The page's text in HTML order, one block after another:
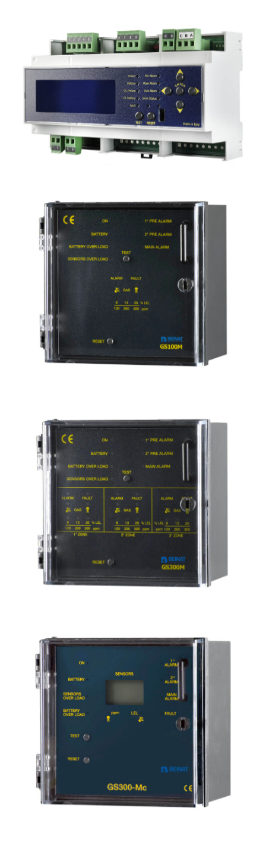
BX316xpX2
2 centraline BX316XP in box
4 zone per 32 sonde convenzionali
BXI32x2
2 centraline BXI32 in box
60 sonde indirizzate + 4 vie per CARD relè
GS100M
Centrale gas esplosivi e tossici uso industriale
1 sonda convenzionale
GS300M
Centrale gas esplosivi e tossici uso industriale
3 sonde convenzionali